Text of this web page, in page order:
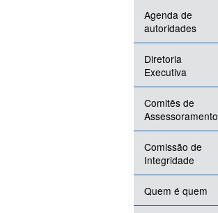
Agenda de
autoridades
Diretoria
Executiva
Comitês de
Assessoramento
Comissão de
Integridade
Quem é quem